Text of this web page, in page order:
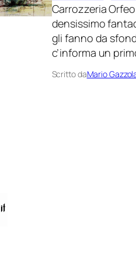
Carrozzeria
densissimo
gli fanno da
c’informa un
Scritto daMario